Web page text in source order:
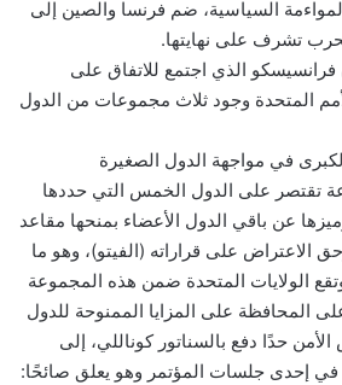
السياسية، ضم فرنسا والصين إلى
تشرف على نهايتها.
الذي اجتمع للاتفاق على
المتحدة وجود ثلاث مجموعات من الدول
في مواجهة الدول الصغيرة
تقتصر على الدول الخمس التي حددها
عن باقي الدول الأعضاء بمنحها مقاعد
الاعتراض على قراراته (الفيتو)، وهو ما
الولايات المتحدة ضمن هذه المجموعة
المحافظة على المزايا الممنوحة للدول
حدًا دفع بالسناتور كوناللي، إلى
إحدى جلسات المؤتمر وهو يعلق صائحًا: